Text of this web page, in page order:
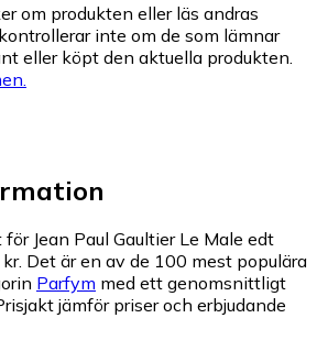
om produkten eller läs andras
inte om de som lämnar
eller köpt den aktuella produkten.
Jean Paul Gaultier Le Male edt
Det är en av de 100 mest populära
Parfym med ett genomsnittligt
jämför priser och erbjudande